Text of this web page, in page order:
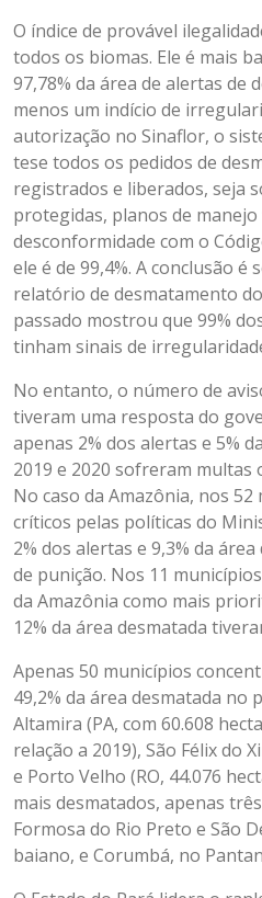
O índice de provável
todos os biomas. Ele é mais
97,78% da área de alertas de
menos um indício de
autorização no Sinaflor, o
tese todos os pedidos de
registrados e liberados, seja
protegidas, planos de
desconformidade com o
ele é de 99,4%. A conclusão
relatório de desmatamento
passado mostrou que 99%
tinham sinais de
No entanto, o número de
tiveram uma resposta do
apenas 2% dos alertas e 5%
2019 e 2020 sofreram multas
No caso da Amazônia, nos
críticos pelas políticas do
2% dos alertas e 9,3% da
de punição. Nos 11
da Amazônia como mais
12% da área desmatada
Apenas 50 municípios
49,2% da área desmatada no
Altamira (PA, com 60.608
relação a 2019), São Félix do
e Porto Velho (RO, 44.076
mais desmatados, apenas
Formosa do Rio Preto e São
baiano, e Corumbá, no